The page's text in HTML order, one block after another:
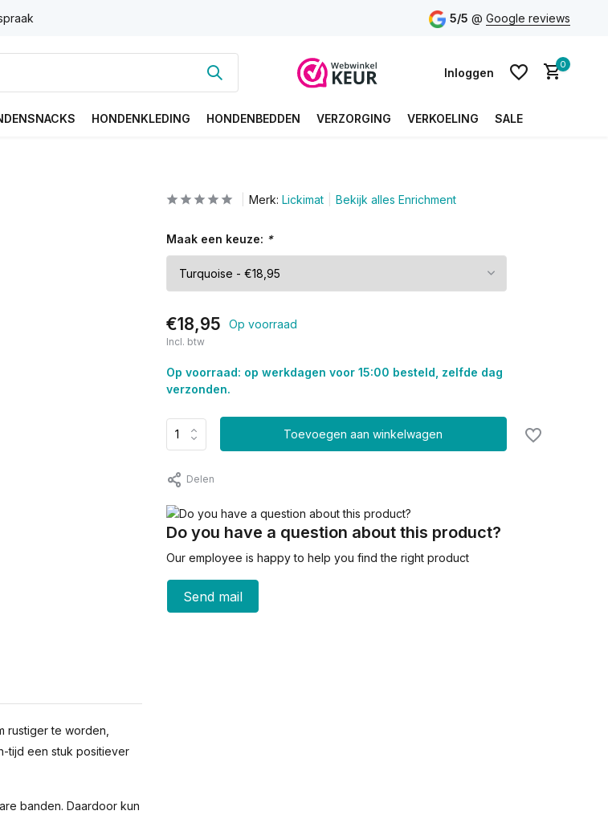
5/5 @ Google reviews
Inloggen
0
HONDENKLEDING HONDENBEDDEN VERZORGING VERKOELING SALE
rustiger te worden,
tijd een stuk positiever
banden. Daardoor kun
Merk: Lickimat Bekijk alles Enrichment
Maak een keuze: *
€18,95 Op voorraad
Incl. btw
Op voorraad: op werkdagen voor 15:00 besteld, zelfde dag
verzonden.
Toevoegen aan winkelwagen
Delen
Do you have a question about this product?
Our employee is happy to help you find the right product
Send mail